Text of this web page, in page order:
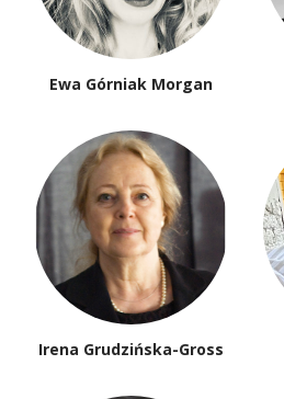
Ewa Górniak Morgan
Irena Grudzińska-Gross